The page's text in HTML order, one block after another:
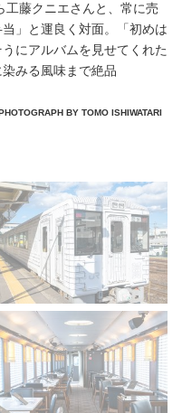
工藤クニエさんと、常に売
」と運良く対面。「初めは
にアルバムを見せてくれた
みる風味まで絶品
BY TOMO ISHIWATARI